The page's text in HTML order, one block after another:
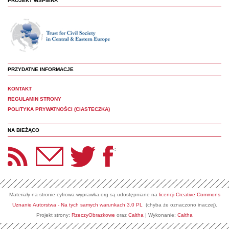
PRZYDATNE INFORMACJE
KONTAKT
REGULAMIN STRONY
POLITYKA PRYWATNOŚCI (CIASTECZKA)
NA BIEŻĄCO
Panoptyka Facebook <
Materiały na stronie cyfrowa-wyprawka.org są udostępniane na licencji Creative Commons
Uznanie Autorstwa - Na tych samych warunkach 3.0 PL
(chyba że oznaczono inaczej).
Projekt strony: RzeczyObrazkowe oraz Caltha | Wykonanie: Caltha